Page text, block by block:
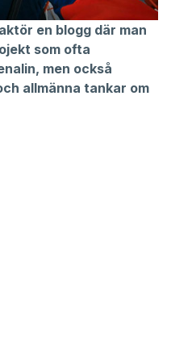
en blogg där man
som ofta
men också
allmänna tankar om